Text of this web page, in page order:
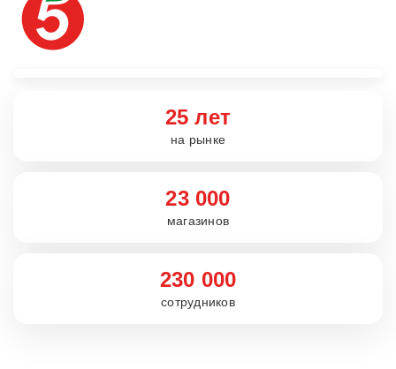
25 лет
на рынке
23 000
магазинов
230 000
сотрудников